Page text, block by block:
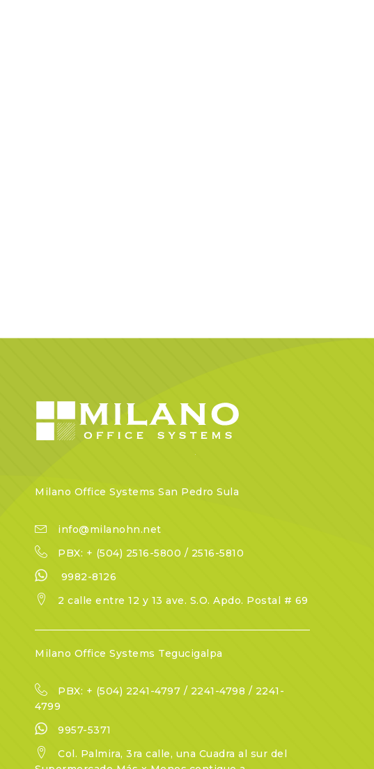
Milano Office Systems San Pedro Sula
info@milanohn.net
PBX: + (504) 2516-5800 / 2516-5810
9982-8126
2 calle entre 12 y 13 ave. S.O. Apdo. Postal # 69
Milano Office Systems Tegucigalpa
PBX: + (504) 2241-4797 / 2241-4798 / 2241-
4799
9957-5371
Col. Palmira, 3ra calle, una Cuadra al sur del